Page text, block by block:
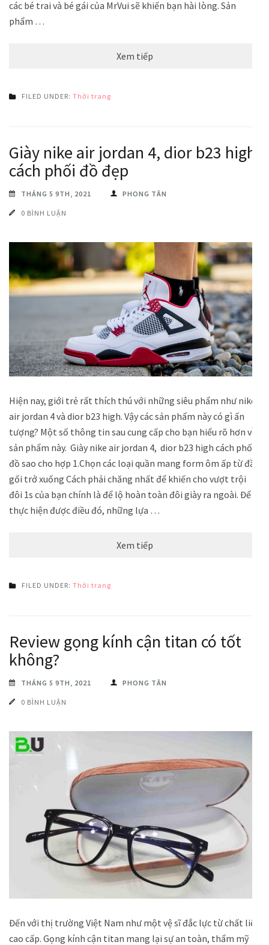
các bé trai và bé gái của MrVui sẽ khiến bạn hài lòng. Sản
phẩm …
Xem tiếp
FILED UNDER: Thời trang
Giày nike air jordan 4, dior b23 high
cách phối đồ đẹp
THÁNG 5 9TH, 2021 PHONG TÂN
0 BÌNH LUẬN
Hiện nay, giới trẻ rất thích thú với những siêu phẩm như nike
air jordan 4 và dior b23 high. Vậy các sản phẩm này có gì ấn
tượng? Một số thông tin sau cung cấp cho bạn hiểu rõ hơn về
sản phẩm này. Giày nike air jordan 4, dior b23 high cách phối
đồ sao cho hợp 1.Chọn các loại quần mang form ôm ấp từ đầu
gối trở xuống Cách phải chăng nhất để khiến cho vượt trội
đôi 1s của bạn chính là để lộ hoàn toàn đôi giày ra ngoài. Để
thực hiện được điều đó, những lựa …
Xem tiếp
FILED UNDER: Thời trang
Review gọng kính cận titan có tốt
không?
THÁNG 5 9TH, 2021 PHONG TÂN
0 BÌNH LUẬN
Đến với thị trường Việt Nam như một vệ sĩ đắc lực từ chất liệu
cao cấp. Gọng kính cận titan mang lại sự an toàn, thẩm mỹ